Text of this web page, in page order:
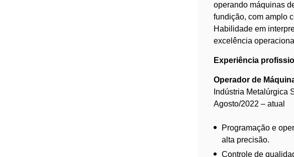
operando máquinas
fundição, com amplo
Habilidade em
excelência
Experiência
Operador de
Indústria Metalúrgica
Agosto/2022 – atual
Programação e
alta precisão.
Controle de